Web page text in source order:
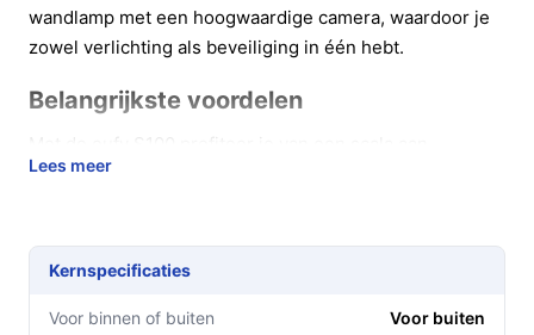
wandlamp met een hoogwaardige camera, waardoor je
zowel verlichting als beveiliging in één hebt.
Belangrijkste voordelen
voordelen die jouw veiligheid en gemoedsrust
2K-resolutie:Bekijk elk detail met kristalheldere
beelden, zelfs in het donker dankzij het
kleurennachtzicht.
Lees meer
Kernspecificaties
Voor binnen of buiten Voor buiten